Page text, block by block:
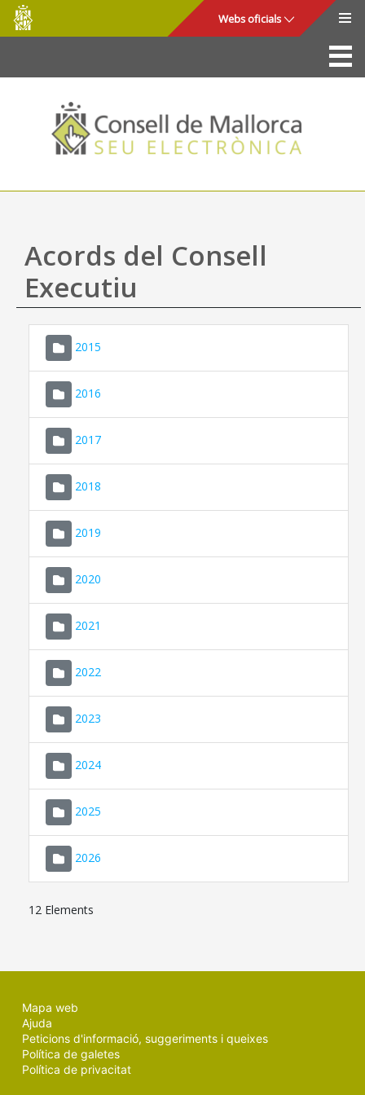
Salta al contingut principal
Consell
de
Mallorca
Webs oficials
La Seu
Consell de Mallorca
Accés i seguretat
Utilitats
Ajuda
Acords del Consell
Executiu
2015
2016
2017
2018
2019
2020
2021
2022
2023
2024
2025
2026
12 Elements
Mapa web
Ajuda
Peticions d'informació, suggeriments i queixes
Política de galetes
Política de privacitat